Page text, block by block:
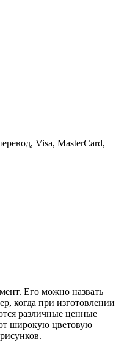
Visa, MasterCard,
Его можно назвать
когда при изготовлении
различные ценные
широкую цветовую